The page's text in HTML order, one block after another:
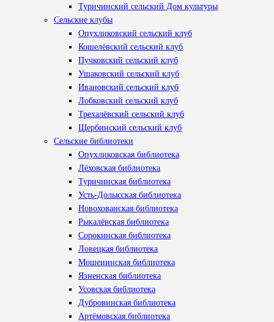
Туричинский сельский Дом культуры
Сельские клубы
Опухликовский сельский клуб
Кошелёвский сельский клуб
Пучковский сельский клуб
Ушаковский сельский клуб
Ивановский сельский клуб
Лобковский сельский клуб
Трехалёвский сельский клуб
Щербинский сельский клуб
Сельские библиотеки
Опухликовская библиотека
Лёховская библиотека
Туричинская библиотека
Усть-Долысская библиотека
Новохованская библиотека
Рыкалёвская библиотека
Сорокинская библиотека
Ловецкая библиотека
Мошенинская библиотека
Язненская библиотека
Усовская библиотека
Дубровинская библиотека
Артёмовская библиотека